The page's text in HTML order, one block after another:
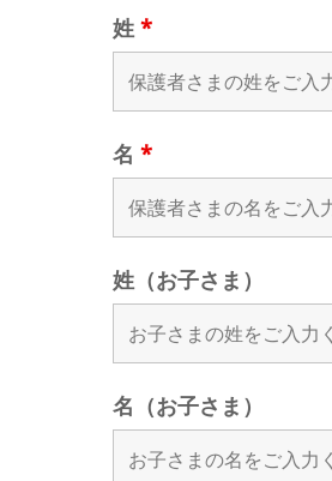
姓 *
名 *
姓（お子さま）
名（お子さま）